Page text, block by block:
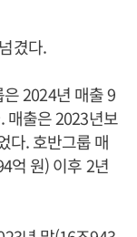
겼다.
2024년 매출 9
매출은 2023년보
다. 호반그룹 매
억 원) 이후 2년